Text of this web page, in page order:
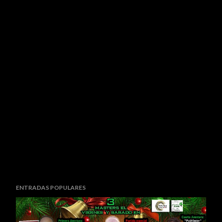
ENTRADAS POPULARES